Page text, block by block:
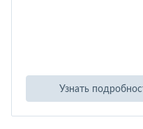
Узнать